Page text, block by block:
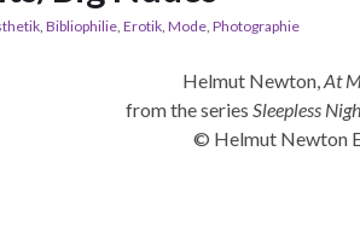
, Bibliophilie, Erotik, Mode, Photographie
Helmut Newton,At
from the series Sleepless
© Helmut Newton